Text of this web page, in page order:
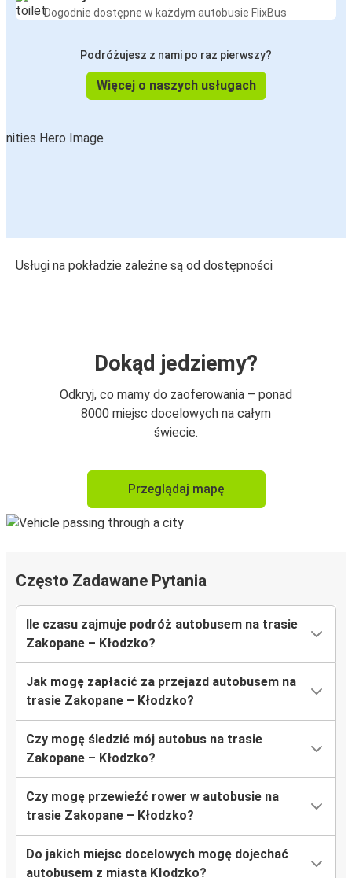
Dogodnie dostępne w każdym autobusie FlixBus
Podróżujesz z nami po raz pierwszy?
Więcej o naszych usługach
Usługi na pokładzie zależne są od dostępności
Dokąd jedziemy?
Odkryj, co mamy do zaoferowania – ponad
8000 miejsc docelowych na całym
świecie.
Przeglądaj mapę
Często Zadawane Pytania
Ile czasu zajmuje podróż autobusem na trasie
Zakopane – Kłodzko?
Jak mogę zapłacić za przejazd autobusem na
trasie Zakopane – Kłodzko?
Czy mogę śledzić mój autobus na trasie
Zakopane – Kłodzko?
Czy mogę przewieźć rower w autobusie na
trasie Zakopane – Kłodzko?
Do jakich miejsc docelowych mogę dojechać
autobusem z miasta Kłodzko?